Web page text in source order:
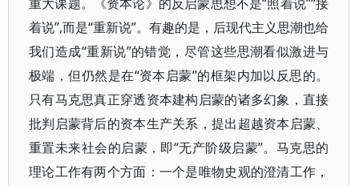
着说”,而是“重新说”。有趣的是，后现代主义思潮也给
我们造成“重新说”的错觉，尽管这些思潮看似激进与
极端，但仍然是在“资本启蒙”的框架内加以反思的。
只有马克思真正穿透资本建构启蒙的诸多幻象，直接
批判启蒙背后的资本生产关系，提出超越资本启蒙、
重置未来社会的启蒙，即“无产阶级启蒙”。马克思的
理论工作有两个方面：一个是唯物史观的澄清工作，